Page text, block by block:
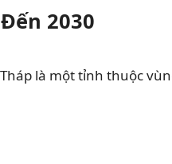
2030
là một tỉnh thuộc